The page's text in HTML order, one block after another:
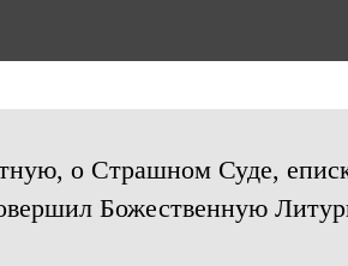
о Страшном Суде,
Божественную